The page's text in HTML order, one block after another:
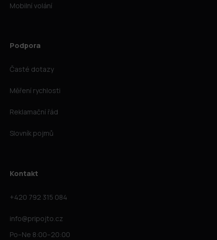
Mobilní volání
Podpora
Časté dotazy
Měření rychlosti
Reklamační řád
Slovník pojmů
Kontakt
+420 792 315 084
info@pripojto.cz
Po–Ne 8:00–20:00